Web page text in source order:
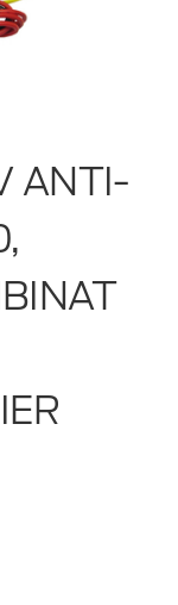
ANTI-